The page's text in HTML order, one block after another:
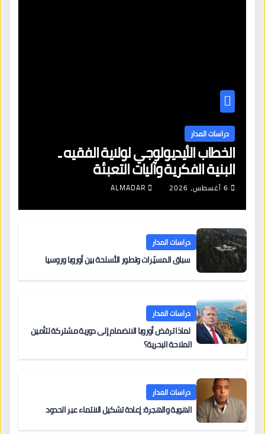
دراسات المدار
الخطاب الأيديولوجي لولاية الفقيه ـ
البنية الفكرية وآليات التعبئة
6 أغسطس، 2026 ALMADAR
دراسات المدار
سباق المسيّرات وتطور الأسلحة بين أوروبا وروسيا
دراسات المدار
لماذا ترفض أوروبا الانضمام إلى دورية مشتركة لتأمين
الملاحة البحرية؟
دراسات المدار
الهوية والهجرة: إعادة تشكيل الانتماء عبر الحدود